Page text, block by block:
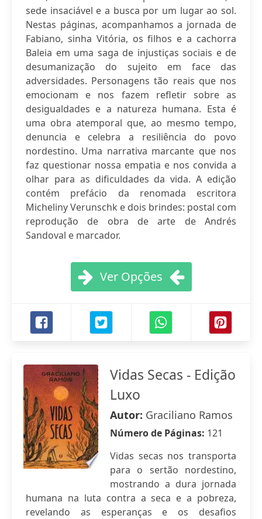
sede insaciável e a busca por um lugar ao sol.
Nestas páginas, acompanhamos a jornada de
Fabiano, sinha Vitória, os filhos e a cachorra
Baleia em uma saga de injustiças sociais e de
desumanização do sujeito em face das
adversidades. Personagens tão reais que nos
emocionam e nos fazem refletir sobre as
desigualdades e a natureza humana. Esta é
uma obra atemporal que, ao mesmo tempo,
denuncia e celebra a resiliência do povo
nordestino. Uma narrativa marcante que nos
faz questionar nossa empatia e nos convida a
olhar para as dificuldades da vida. A edição
contém prefácio da renomada escritora
Micheliny Verunschk e dois brindes: postal com
reprodução de obra de arte de Andrés
Sandoval e marcador.
Ver Opções
Vidas Secas - Edição
Luxo
Autor: Graciliano Ramos
Número de Páginas: 121
Vidas secas nos transporta
para o sertão nordestino,
mostrando a dura jornada
humana na luta contra a seca e a pobreza,
revelando as esperanças e os desafios